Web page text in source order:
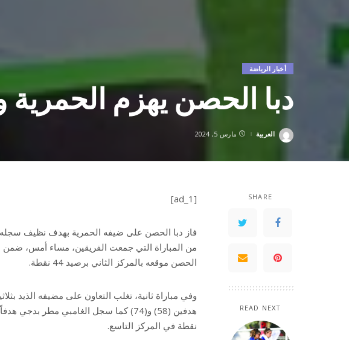
أخبار الرياضة
دبا الحصن يهزم
Posted
العربية مارس 5, 2024
SHARE
READ NEXT
[ad_1]
الحصن موقعه بالمركز الثاني برصيد 44 نقطة.
وفي مباراة ثانية، تغلب التعاون على مضيفه الذيد
نقطة في المركز التاسع.